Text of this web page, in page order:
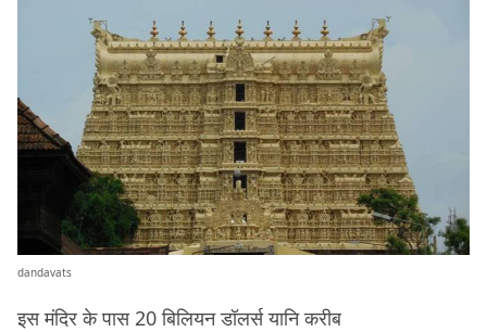
dandavats
इस मंदिर के पास 20 बिलियन डॉलर्स यानि करीब